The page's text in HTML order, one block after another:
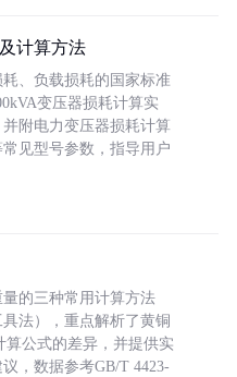
计算方法
、负载损耗的国家标准
变压器损耗计算实
附电力变压器损耗计算
常见型号参数，指导用户
的三种常用计算方法
法），重点解析了黄铜
算公式的差异，并提供实
，数据参考GB/T 4423-